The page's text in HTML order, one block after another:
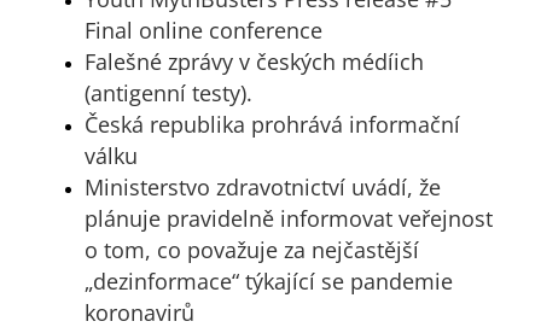
Final online conference
Falešné zprávy v českých médíich
(antigenní testy).
Česká republika prohrává informační
válku
Ministerstvo zdravotnictví uvádí, že
plánuje pravidelně informovat veřejnost
o tom, co považuje za nejčastější
„dezinformace“ týkající se pandemie
koronavirů